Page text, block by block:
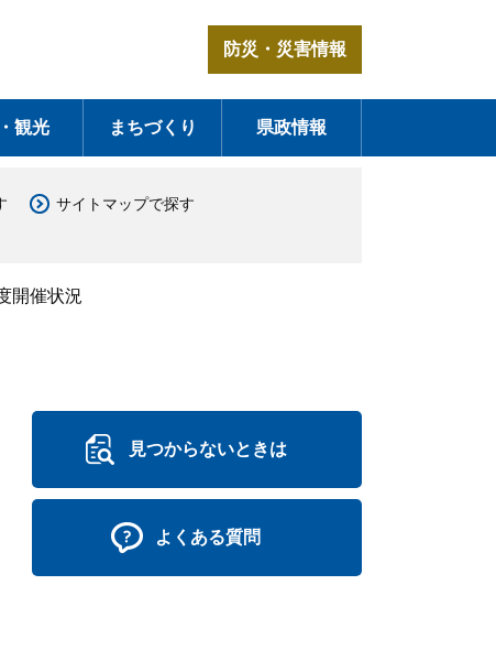
防災・災害情報
観光 まちづくり 県政情報
サイトマップで探す
開催状況
見つからないときは
よくある質問